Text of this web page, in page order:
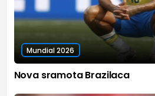
Mundial 2026
Nova sramota Brazilaca